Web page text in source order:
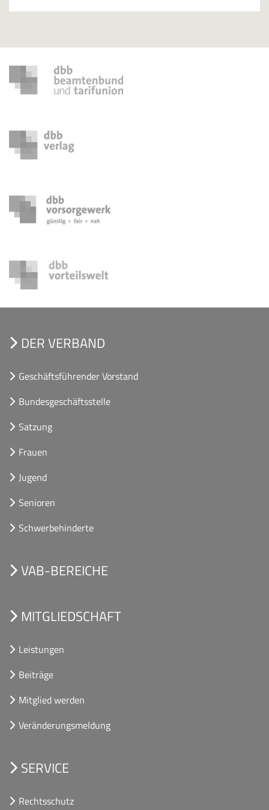
DER VERBAND
Geschäftsführender Vorstand
Bundesgeschäftsstelle
Satzung
Frauen
Jugend
Senioren
Schwerbehinderte
VAB-BEREICHE
MITGLIEDSCHAFT
Leistungen
Beiträge
Mitglied werden
Veränderungsmeldung
SERVICE
Rechtsschutz